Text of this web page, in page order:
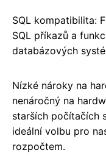
SQL kompatibilita:
SQL příkazů a
databázových
Nízké nároky na
nenáročný na
starších počítačích
ideální volbu pro
rozpočtem.